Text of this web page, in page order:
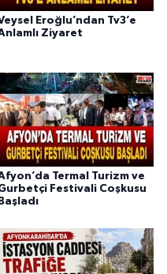
Eroğlu’ndan Tv3’e
Ziyaret
Termal Turizm ve
Festivali Coşkusu
Başladı